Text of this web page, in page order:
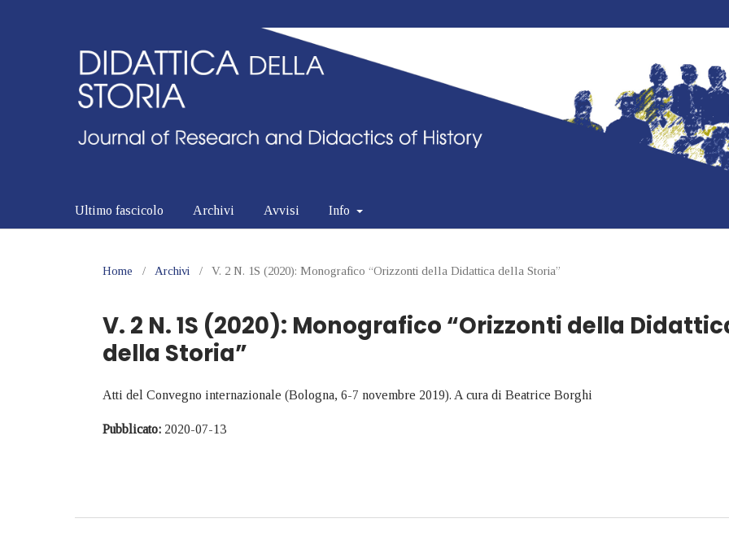
Ultimo fascicolo Archivi Avvisi Info
Home / Archivi / V. 2 N. 1S (2020): Monografico “Orizzonti della Didattica della Storia”
V. 2 N. 1S (2020): Monografico “Orizzonti della
della Storia”
Atti del Convegno internazionale (Bologna, 6-7 novembre 2019). A cura di Beatrice Borghi
Pubblicato: 2020-07-13